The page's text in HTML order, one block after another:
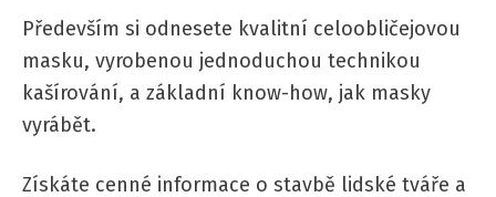
Především si odnesete kvalitní celoobličejovou
masku, vyrobenou jednoduchou technikou
kašírování, a základní know-how, jak masky
vyrábět.
Získáte cenné informace o stavbě lidské tváře a